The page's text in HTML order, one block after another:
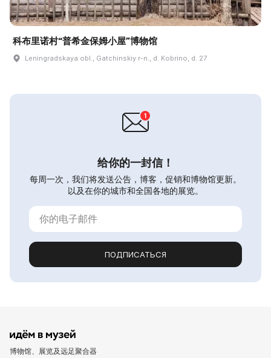
科布里诺村“普希金保姆小屋”博物馆
Leningradskaya obl., Gatchinskiy r-n., d. Kobrino, d. 27
给你的一封信！
每周一次，我们将发送公告，博客，促销和博物馆更新。
以及在你的城市和全国各地的展览。
ПОДПИСАТЬСЯ
博物馆、展览及远足聚合器